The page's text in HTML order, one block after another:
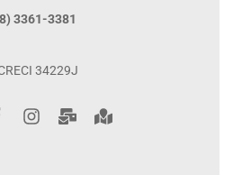
3361-3381
34229J